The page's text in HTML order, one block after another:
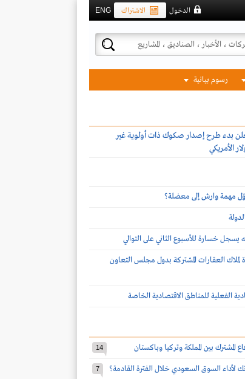
ENG الاشتراك الدخول
رسوم بيانية
بدء طرح إصدار صكوك ذات أولوية غير
الأمريكي
مهمة وارش إلى معضلة؟
يسجل خسارة للأسبوع الثاني على التوالي
لملاك العقارات المشتركة بدول مجلس التعاون
الفعلية للمناطق الاقتصادية الخاصة
المشترك بين المملكة وتركيا وباكستان 14
لأداء السوق السعودي خلال الفترة القادمة؟ 7